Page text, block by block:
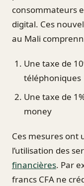
consommateurs
digital. Ces
au Mali
Une taxe de
téléphoniques
Une taxe de
money
Ces mesures ont
l’utilisation des
financières. Par
francs CFA ne